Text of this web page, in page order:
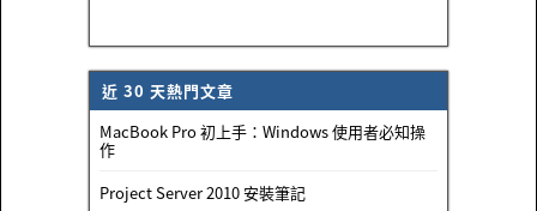
近 30 天熱門文章
MacBook Pro 初上手：Windows 使用者必知操
作
Project Server 2010 安裝筆記